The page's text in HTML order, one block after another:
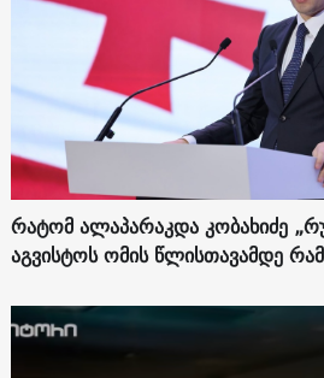
რატომ ალაპარაკდა კობახიძე
აგვისტოს ომის წლისთავამდე